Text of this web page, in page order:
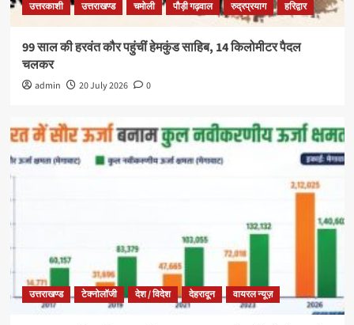
उत्तरकाशी उत्तराखण्ड चमोली पौड़ी गढ़वाल रुद्रप्रयाग हरिद्वार
99 साल की हरवंत कौर पहुंचीं हेमकुंड साहिब, 14 किलोमीटर पैदल
चलकर
admin 20 July 2026 0
उत्तराखण्ड टेक्नोलॉजी देश / विदेश देहरादून वायरल न्यूज़